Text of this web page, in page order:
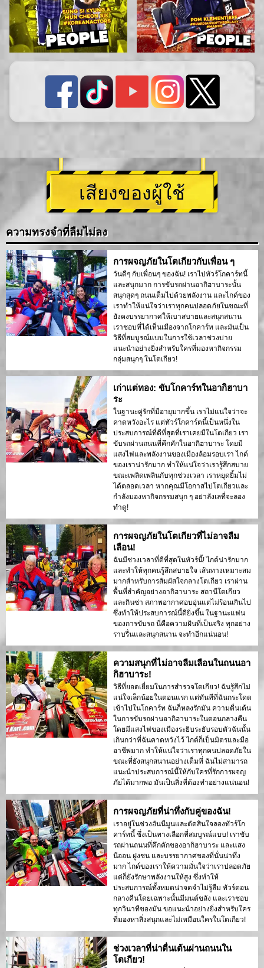
เสียงของผู้ใช้
ความทรงจำที่ลืมไม่ลง
การผจญภัยในโตเกียวกับเพื่อน ๆ
วันดีๆ กับเพื่อนๆ ของฉัน! เราไปทัวร์โกคาร์ทนี้
และสนุกมาก การขับรถผ่านอากิฮาบาระนั้น
สนุกสุดๆ ถนนเต็มไปด้วยพลังงาน และไกด์ของ
เราทำให้แน่ใจว่าเราทุกคนปลอดภัยในขณะที่
ยังคงบรรยากาศให้เบาสบายและสนุกสนาน
เราชอบที่ได้เห็นเมืองจากโกคาร์ท และมันเป็น
วิธีที่สมบูรณ์แบบในการใช้เวลาช่วงบ่าย
แนะนำอย่างยิ่งสำหรับใครที่มองหากิจกรรม
กลุ่มสนุกๆ ในโตเกียว!
เก่าแต่ทอง: ขับโกคาร์ทในอากิฮาบา
ระ
ในฐานะคู่รักที่มีอายุมากขึ้น เราไม่แน่ใจว่าจะ
คาดหวังอะไร แต่ทัวร์โกคาร์ตนี้เป็นหนึ่งใน
ประสบการณ์ที่ดีที่สุดที่เราเคยมีในโตเกียว เรา
ขับรถผ่านถนนที่คึกคักในอากิฮาบาระ โดยมี
แสงไฟและพลังงานของเมืองล้อมรอบเรา ไกด์
ของเราน่ารักมาก ทำให้แน่ใจว่าเรารู้สึกสบาย
ขณะเพลิดเพลินกับทุกช่วงเวลา เราหยุดยิ้มไม่
ได้ตลอดเวลา หากคุณมีโอกาสไปโตเกียวและ
กำลังมองหากิจกรรมสนุก ๆ อย่าลังเลที่จะลอง
ทำดู!
การผจญภัยในโตเกียวที่ไม่อาจลืม
เลือน!
ฉันมีช่วงเวลาที่ดีที่สุดในทัวร์นี้! ไกด์น่ารักมาก
และทำให้ทุกคนรู้สึกสบายใจ เส้นทางเหมาะสม
มากสำหรับการสัมผัสใจกลางโตเกียว เราผ่าน
พื้นที่สำคัญอย่างอากิฮาบาระ สถานีโตเกียว
และกินซ่า สภาพอากาศอบอุ่นแต่ไม่ร้อนเกินไป
ซึ่งทำให้ประสบการณ์นี้ดียิ่งขึ้น ในฐานะแฟน
ของการขับรถ นี่คือความฝันที่เป็นจริง ทุกอย่าง
ราบรื่นและสนุกสนาน จะทำอีกแน่นอน!
ความสนุกที่ไม่อาจลืมเลือนในถนนอา
กิฮาบาระ!
วิธีที่ยอดเยี่ยมในการสำรวจโตเกียว! ฉันรู้สึกไม่
แน่ใจเล็กน้อยในตอนแรก แต่ทันทีที่ฉันกระโดด
เข้าไปในโกคาร์ท ฉันก็หลงรักมัน ความตื่นเต้น
ในการขับรถผ่านอากิฮาบาระในตอนกลางคืน
โดยมีแสงไฟของเมืองระยิบระยับรอบตัวฉันนั้น
เกินกว่าที่ฉันคาดหวังไว้ ไกด์ก็เป็นมิตรและมือ
อาชีพมาก ทำให้แน่ใจว่าเราทุกคนปลอดภัยใน
ขณะที่ยังสนุกสนานอย่างเต็มที่ ฉันไม่สามารถ
แนะนำประสบการณ์นี้ให้กับใครที่รักการผจญ
ภัยได้มากพอ มันเป็นสิ่งที่ต้องทำอย่างแน่นอน!
การผจญภัยที่น่าทึ่งกับคู่ของฉัน!
เราอยู่ในช่วงฮันนีมูนและตัดสินใจลองทัวร์โก
คาร์ทนี้ ซึ่งเป็นทางเลือกที่สมบูรณ์แบบ! เราขับ
รถผ่านถนนที่คึกคักของอากิฮาบาระ และแสง
นีออน ฝูงชน และบรรยากาศของที่นั่นน่าทึ่ง
มาก ไกด์ของเราให้ความมั่นใจว่าเราปลอดภัย
แต่ก็ยังรักษาพลังงานให้สูง ซึ่งทำให้
ประสบการณ์ทั้งหมดน่าจดจำไม่รู้ลืม ทัวร์ตอน
กลางคืนโดยเฉพาะนั้นมีมนต์ขลัง และเราชอบ
ทุกวินาทีของมัน ขอแนะนำอย่างยิ่งสำหรับใคร
ที่มองหาสิ่งสนุกและไม่เหมือนใครในโตเกียว!
ช่วงเวลาที่น่าตื่นเต้นผ่านถนนใน
โตเกียว!